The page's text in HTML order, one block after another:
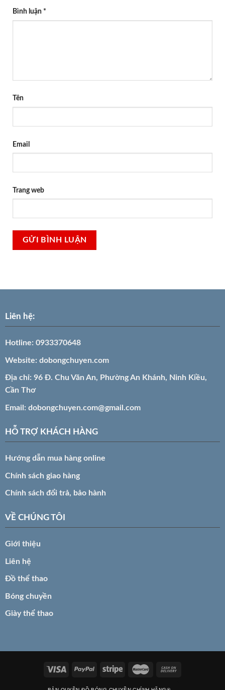
Bình luận *
Tên
Email
Trang web
Liên hệ:
Hotline: 0933370648
Website: dobongchuyen.com
Địa chỉ: 96 Đ. Chu Văn An, Phường An Khánh, Ninh Kiều,
Cần Thơ
Email: dobongchuyen.com@gmail.com
HỖ TRỢ KHÁCH HÀNG
Hướng dẫn mua hàng online
Chính sách giao hàng
Chính sách đổi trả, bảo hành
VỀ CHÚNG TÔI
Giới thiệu
Liên hệ
Đồ thể thao
Bóng chuyền
Giày thể thao